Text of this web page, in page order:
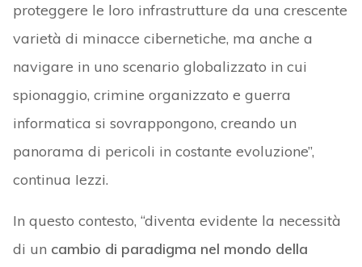
proteggere le loro infrastrutture da una crescente
varietà di minacce cibernetiche, ma anche a
navigare in uno scenario globalizzato in cui
spionaggio, crimine organizzato e guerra
informatica si sovrappongono, creando un
panorama di pericoli in costante evoluzione”,
continua Iezzi.
In questo contesto, “diventa evidente la necessità
di un cambio di paradigma nel mondo della